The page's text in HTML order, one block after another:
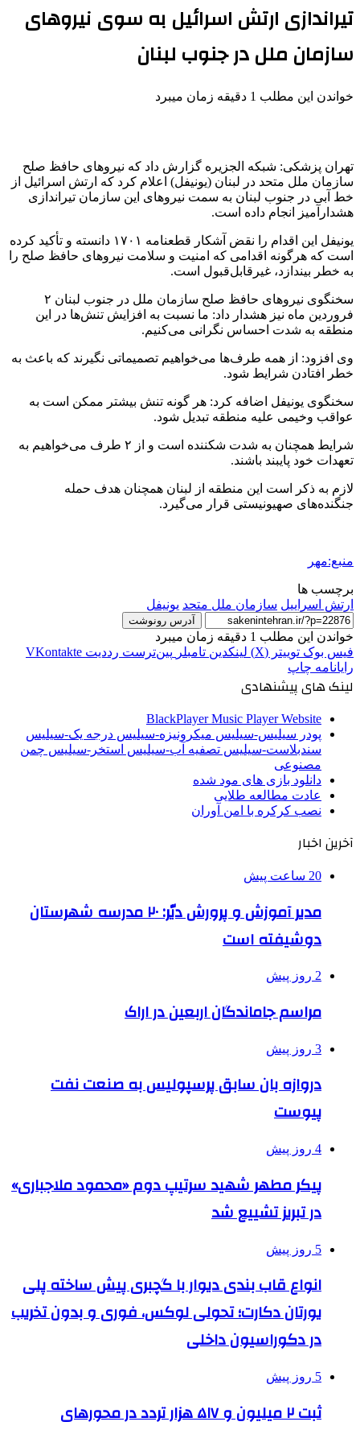
تیراندازی ارتش اسرائیل به سوی نیروهای
سازمان ملل در جنوب لبنان
خواندن این مطلب 1 دقیقه زمان میبرد
تهران پزشکی: شبکه الجزیره گزارش داد که نیروهای حافظ صلح
سازمان ملل متحد در لبنان (یونیفل) اعلام کرد که ارتش اسرائیل از
خط آبی در جنوب لبنان به سمت نیروهای این سازمان تیراندازی
هشدارآمیز انجام داده است.
یونیفل
این اقدام را نقض آشکار قطعنامه ۱۷۰۱ دانسته و تأکید کرده
است که هرگونه اقدامی که امنیت و سلامت نیروهای حافظ صلح را
به خطر بیندازد، غیرقابل‌قبول است.
سخنگوی نیروهای حافظ صلح سازمان ملل در جنوب لبنان ۲
فروردین ماه نیز هشدار داد: ما نسبت به افزایش تنش‌ها در این
منطقه به شدت احساس نگرانی می‌کنیم.
وی افزود: از همه طرف‌ها می‌خواهیم تصمیماتی نگیرند که باعث به
خطر افتادن شرایط شود.
سخنگوی یونیفل اضافه کرد: هر گونه تنش بیشتر ممکن است به
عواقب وخیمی علیه منطقه تبدیل شود.
شرایط همچنان به شدت شکننده است و از ۲ طرف می‌خواهیم به
تعهدات خود پایبند باشند.
لازم به ذکر است این منطقه از لبنان همچنان هدف حمله
جنگنده‌های صهیونیستی قرار می‌گیرد.
منبع:مهر
برچسب ها
ارتش اسراییل سازمان ملل متحد یونیفل
آدرس رونوشت
خواندن این مطلب 1 دقیقه زمان میبرد
فیس بوک توییتر (X) لینکدین ‫تامبلر ‫پین‌ترست ‫رددیت ‫VKontakte
رایانامه چاپ
لینک های پیشنهادی
BlackPlayer Music Player Website
پودر سیلیس-سیلیس میکرونیزه-سیلیس درجه یک-سیلیس
سندبلاست-سیلیس تصفیه آب-سیلیس استخر-سیلیس چمن
مصنوعی
دانلود بازی های مود شده
عادت مطالعه طلایی
نصب کرکره با امن آوران
آخرین اخبار
20 ساعت پیش
مدیر آموزش و پرورش دیّر: ۲۰ مدرسه شهرستان
دوشیفته است
2 روز پیش
مراسم جاماندگان اربعین در اراک
3 روز پیش
دروازه بان سابق پرسپولیس به صنعت نفت
پیوست
4 روز پیش
پیکر مطهر شهید سرتیپ دوم «محمود ملاجباری»
در تبریز تشییع شد
5 روز پیش
انواع قاب بندی دیوار با گچبری پیش ساخته پلی
یورتان دکارت؛ تحولی لوکس، فوری و بدون تخریب
در دکوراسیون داخلی
5 روز پیش
ثبت ۲ میلیون و ۵۱۷ هزار تردد در محورهای